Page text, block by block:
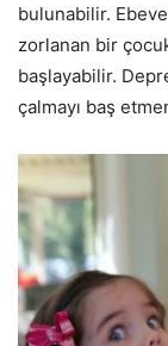
bulunabilir.
zorlanan bir
başlayabilir.
çalmayı baş